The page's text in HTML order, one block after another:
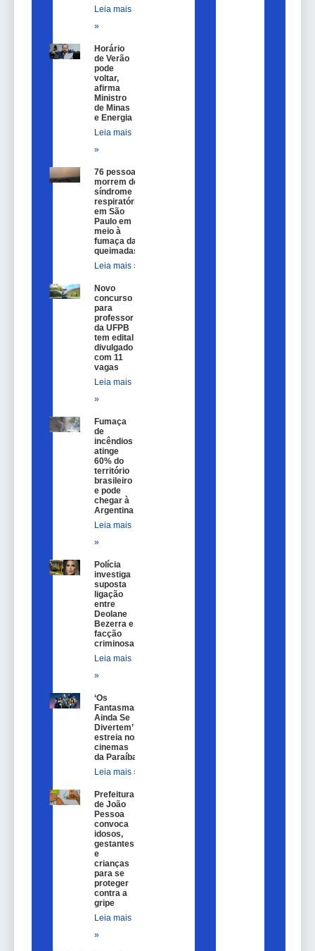
Leia mais
»
Horário
de Verão
pode
voltar,
afirma
Ministro
de Minas
e Energia
Leia mais
»
76 pessoas
morrem de
síndrome
respiratória
em São
Paulo em
meio à
fumaça das
queimadas
Leia mais »
Novo
concurso
para
professor
da UFPB
tem edital
divulgado
com 11
vagas
Leia mais
»
Fumaça
de
incêndios
atinge
60% do
território
brasileiro
e pode
chegar à
Argentina
Leia mais
»
Polícia
investiga
suposta
ligação
entre
Deolane
Bezerra e
facção
criminosa
Leia mais
»
‘Os
Fantasmas
Ainda Se
Divertem’
estreia nos
cinemas
da Paraíba
Leia mais »
Prefeitura
de João
Pessoa
convoca
idosos,
gestantes
e
crianças
para se
proteger
contra a
gripe
Leia mais
»